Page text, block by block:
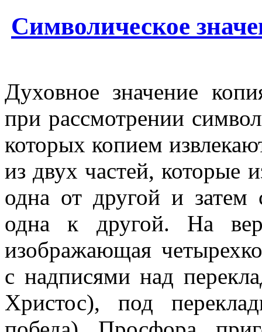
Символическое
Духовное значение
при рассмотрении
которых копием
из двух частей, которые
одна от другой и затем
одна к другой. На
изображающая
с надписями над
Христос), под